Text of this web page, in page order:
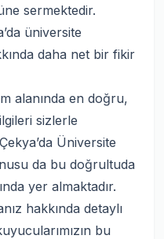
sermektedir.
üniversite
daha net bir fikir
alanında en doğru,
sizlerle
Üniversite
da bu doğrultuda
yer almaktadır.
hakkında detaylı
bu